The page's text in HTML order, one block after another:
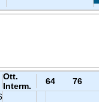
Ott.
Interm.
64 76